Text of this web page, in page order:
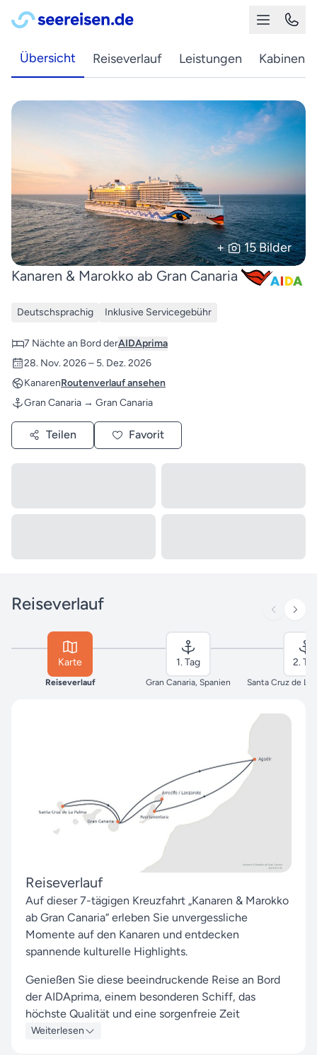
Übersicht Reiseverlauf Leistungen Kabinen
+ 15 Bilder
Kanaren & Marokko ab Gran Canaria
Deutschsprachig Inklusive Servicegebühr
7 Nächte an Bord derAIDAprima
28. Nov. 2026 – 5. Dez. 2026
KanarenRoutenverlauf ansehen
Gran Canaria → Gran Canaria
Teilen Favorit
Reiseverlauf
Karte
Reiseverlauf
1. Tag
Gran Canaria, Spanien
2.
Reiseverlauf
Auf dieser 7-tägigen Kreuzfahrt „Kanaren & Marokko
ab Gran Canaria“ erleben Sie unvergessliche
Momente auf den Kanaren und entdecken
spannende kulturelle Highlights.
Genießen Sie diese beeindruckende Reise an Bord
der AIDAprima, einem besonderen Schiff, das
höchste Qualität und eine sorgenfreie Zeit
garantiert.
Weiterlesen